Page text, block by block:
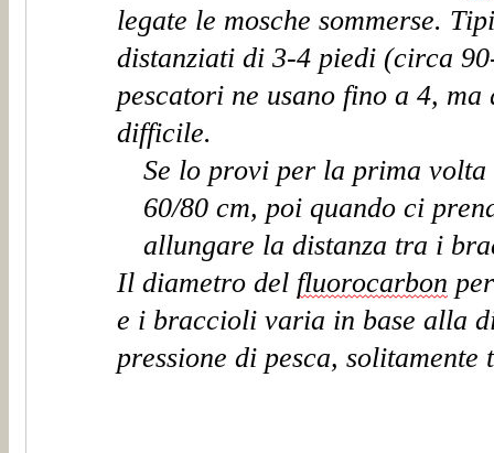
legate le mosche sommerse.
distanziati di 3-4 piedi (circa
pescatori ne usano fino a 4, ma
difficile.
Se lo provi per la prima
60/80 cm, poi quando ci
allungare la distanza tra i
Il diametro del fluorocarbon
e i braccioli varia in base alla
pressione di pesca,